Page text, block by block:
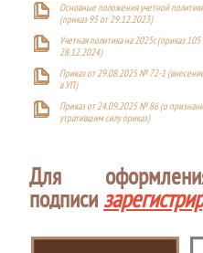
Основные положения учетной
(приказ 95 от 29.12.2023)
Учетная политика на 2025г. (приказ 105
28.12.2024)
Приказ от 29.08.2025 № 72-1
в УП)
Приказ от 24.09.2025 № 86 (о
утратившим силу приказ)
Для
подписи